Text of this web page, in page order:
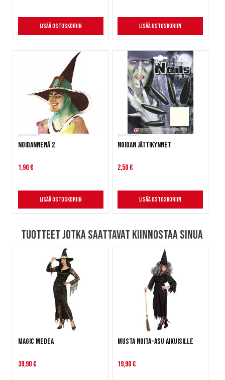
Lisää ostoskoriin Lisää ostoskoriin
Noidannenä 2
1,90 €
Lisää ostoskoriin
Noidan jättikynnet
2,50 €
Lisää ostoskoriin
Tuotteet jotka saattavat kiinnostaa sinua
Magic Medea
39,90 €
Musta Noita-asu aikuisille
19,90 €